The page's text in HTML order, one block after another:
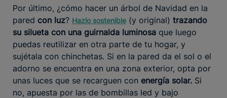
Por último, ¿cómo hacer un árbol de Navidad en la
pared con luz? Hazlo sostenible (y original) trazando
su silueta con una guirnalda luminosa que luego
puedas reutilizar en otra parte de tu hogar, y
sujétala con chinchetas. Si en la pared da el sol o el
adorno se encuentra en una zona exterior, opta por
unas luces que se recarguen con energía solar. Si
no, apuesta por las de bombillas led y bajo